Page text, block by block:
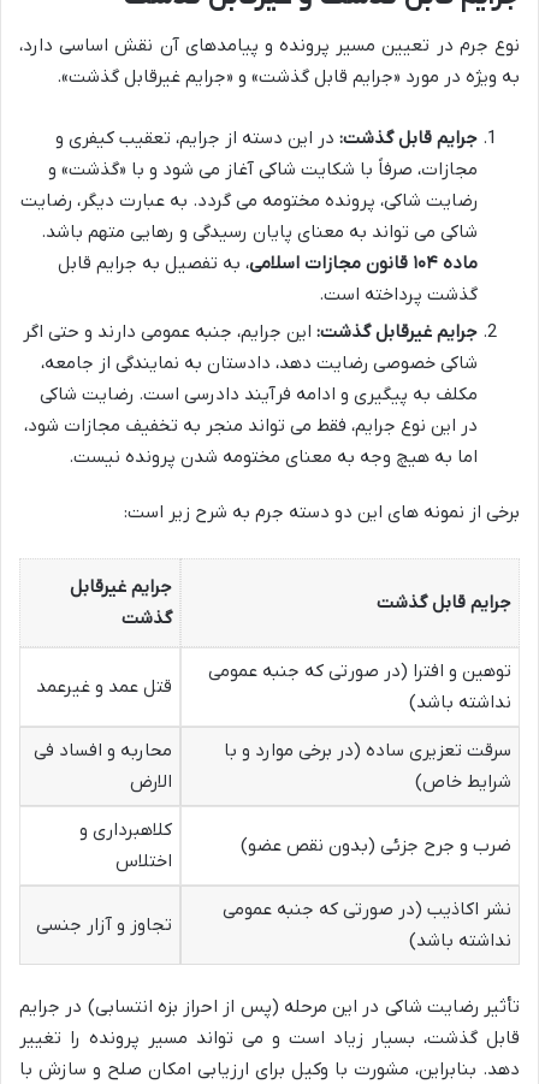
نوع جرم در تعیین مسیر پرونده و پیامدهای آن نقش اساسی دارد،
به ویژه در مورد «جرایم قابل گذشت» و «جرایم غیرقابل گذشت».
جرایم قابل گذشت: در این دسته از جرایم، تعقیب کیفری و
مجازات، صرفاً با شکایت شاکی آغاز می شود و با «گذشت» و
رضایت شاکی، پرونده مختومه می گردد. به عبارت دیگر، رضایت
شاکی می تواند به معنای پایان رسیدگی و رهایی متهم باشد.
ماده ۱۰۴ قانون مجازات اسلامی
، به تفصیل به جرایم قابل
گذشت پرداخته است.
جرایم غیرقابل گذشت: این جرایم، جنبه عمومی دارند و حتی اگر
شاکی خصوصی رضایت دهد، دادستان به نمایندگی از جامعه،
مکلف به پیگیری و ادامه فرآیند دادرسی است. رضایت شاکی
در این نوع جرایم، فقط می تواند منجر به تخفیف مجازات شود،
اما به هیچ وجه به معنای مختومه شدن پرونده نیست.
برخی از نمونه های این دو دسته جرم به شرح زیر است:
جرایم قابل گذشت
جرایم غیرقابل
گذشت
توهین و افترا (در صورتی که جنبه عمومی
نداشته باشد)
قتل عمد و غیرعمد
سرقت تعزیری ساده (در برخی موارد و با
شرایط خاص)
محاربه و افساد فی
الارض
ضرب و جرح جزئی (بدون نقص عضو)
کلاهبرداری و
اختلاس
نشر اکاذیب (در صورتی که جنبه عمومی
نداشته باشد)
تجاوز و آزار جنسی
تأثیر رضایت شاکی در این مرحله (پس از احراز بزه انتسابی) در جرایم
قابل گذشت، بسیار زیاد است و می تواند مسیر پرونده را تغییر
دهد. بنابراین، مشورت با وکیل برای ارزیابی امکان صلح و سازش با